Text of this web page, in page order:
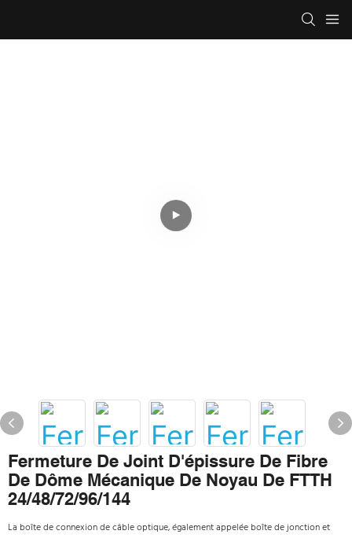
Fermeture De Joint D'épissure De Fibre
De Dôme Mécanique De Noyau De FTTH
24/48/72/96/144
La boîte de connexion de câble optique, également appelée boîte de jonction et